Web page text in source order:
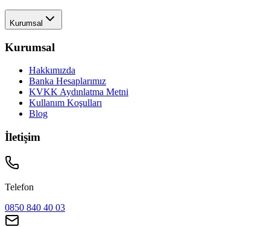
Kurumsal
Kurumsal
Hakkımızda
Banka Hesaplarımız
KVKK Aydınlatma Metni
Kullanım Koşulları
Blog
İletişim
Telefon
0850 840 40 03